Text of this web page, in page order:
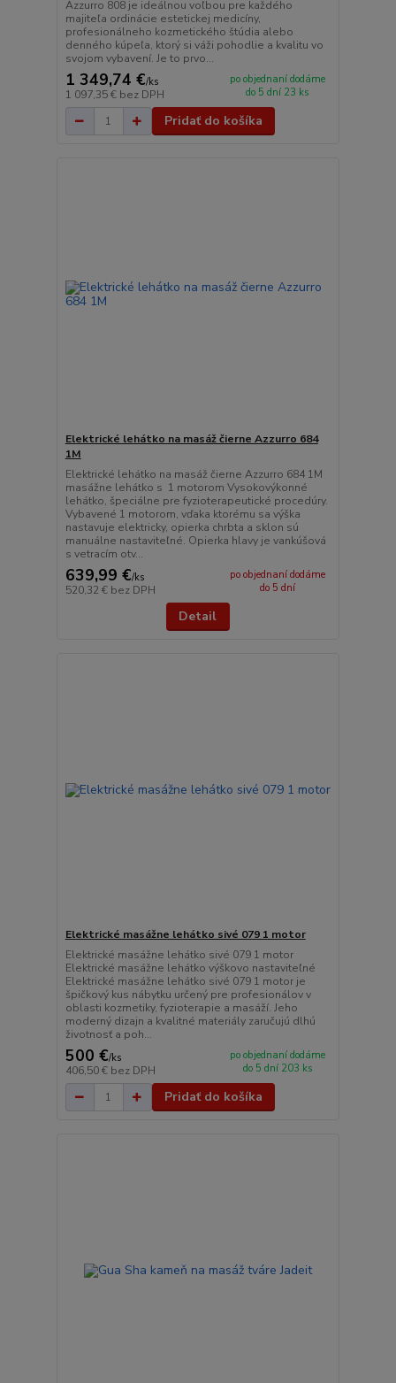
Azzurro 808 je ideálnou voľbou pre každého
majiteľa ordinácie estetickej medicíny,
profesionálneho kozmetického štúdia alebo
denného kúpeľa, ktorý si váži pohodlie a kvalitu vo
svojom vybavení. Je to prvo...
1 349,74 €/ks
1 097,35 € bez DPH
po objednaní dodáme
do 5 dní 23 ks
Pridať do košíka
Elektrické lehátko na masáž čierne Azzurro 684
1M
Elektrické lehátko na masáž čierne Azzurro 684 1M
masážne lehátko s 1 motorom Vysokovýkonné
lehátko, špeciálne pre fyzioterapeutické procedúry.
Vybavené 1 motorom, vďaka ktorému sa výška
nastavuje elektricky, opierka chrbta a sklon sú
manuálne nastaviteľné. Opierka hlavy je vankúšová
s vetracím otv...
639,99 €/ks
520,32 € bez DPH
po objednaní dodáme
do 5 dní
Detail
Elektrické masážne lehátko sivé 079 1 motor
Elektrické masážne lehátko sivé 079 1 motor
Elektrické masážne lehátko výškovo nastaviteľné
Elektrické masážne lehátko sivé 079 1 motor je
špičkový kus nábytku určený pre profesionálov v
oblasti kozmetiky, fyzioterapie a masáží. Jeho
moderný dizajn a kvalitné materiály zaručujú dlhú
životnosť a poh...
500 €/ks
406,50 € bez DPH
po objednaní dodáme
do 5 dní 203 ks
Pridať do košíka